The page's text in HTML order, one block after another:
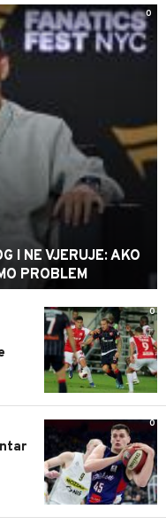
0
I NE VJERUJE: AKO
PROBLEM
0
0